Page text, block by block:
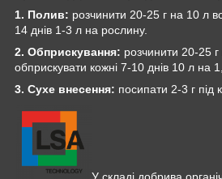
1. Полив: розчинити 20-25 г на 10 л
14 днів 1-3 л на рослину.
2. Обприскування: розчинити 20-25
обприскувати кожні 7-10 днів 10 л на
3. Сухе внесення: посипати 2-3 г під
У складі добрива